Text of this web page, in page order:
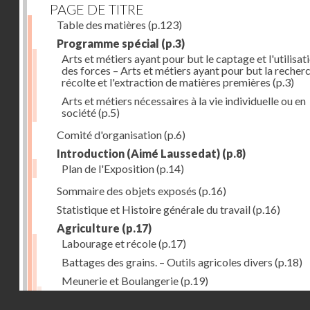
PAGE DE TITRE
Table des matières (p.123)
Programme spécial (p.3)
Arts et métiers ayant pour but le captage et
des forces – Arts et métiers ayant pour but la
récolte et l'extraction de matières premières (p.3)
Arts et métiers nécessaires à la vie individuelle ou en
société(p.5)
Comité d'organisation(p.6)
Introduction (Aimé Laussedat) (p.8)
Plan de l'Exposition(p.14)
Sommaire des objets exposés (p.16)
Statistique et Histoire générale du travail(p.16)
Agriculture (p.17)
Labourage et récole(p.17)
Battages des grains. – Outils agricoles divers (p.18)
Meunerie et Boulangerie(p.19)